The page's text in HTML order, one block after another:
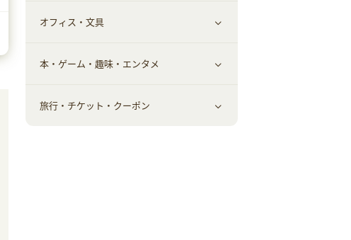
脱毛用品
美容食品
日用品・薬局・からだ
お役立ち
生活雑貨・家具インテリア
赤ちゃん・こども・マタニティ
ギフト・贈答品
フラワー
すべて見る
習い事・学習・学校
オフィス・文具
すべて見る
オフィス・文具
本・ゲーム・趣味・エンタメ
すべて見る
旅行・チケット・クーポン